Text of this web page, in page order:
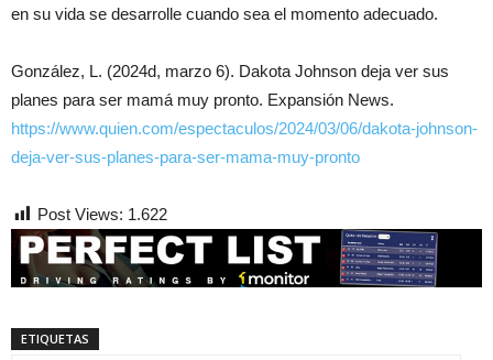
en su vida se desarrolle cuando sea el momento adecuado.
González, L. (2024d, marzo 6). Dakota Johnson deja ver sus
planes para ser mamá muy pronto. Expansión News.
https://www.quien.com/espectaculos/2024/03/06/dakota-johnson-
deja-ver-sus-planes-para-ser-mama-muy-pronto
Post Views: 1.622
ETIQUETAS